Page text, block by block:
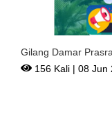
Gilang Damar
Surabaya Ra
156 Kali | 08 Jun